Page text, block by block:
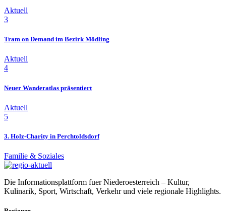
Aktuell
3
Tram on Demand im Bezirk Mödling
Aktuell
4
Neuer Wanderatlas präsentiert
Aktuell
5
3. Holz-Charity in Perchtoldsdorf
Familie & Soziales
Die Informationsplattform fuer Niederoesterreich – Kultur,
Kulinarik, Sport, Wirtschaft, Verkehr und viele regionale Highlights.